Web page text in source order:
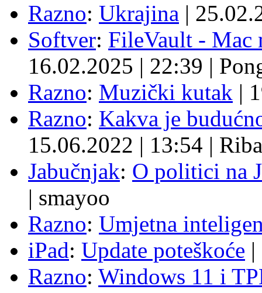
Razno: Ukrajina |
Softver: FileVault - Mac
16.02.2025 | 22:39 |
Razno: Muzički kutak |
Razno: Kakva je
15.06.2022 | 13:54 | Riba
Jabučnjak: O politici na
| smayoo
Razno: Umjetna
iPad: Update poteškoće |
Razno: Windows 11 i